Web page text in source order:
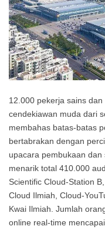
12.000 pekerja sains
cendekiawan muda dari
membahas batas-batas
bertabrakan dengan
upacara pembukaan
menarik total 410.000
Scientific Cloud-Station
Cloud Ilmiah, Cloud-
Kwai Ilmiah. Jumlah
online real-time